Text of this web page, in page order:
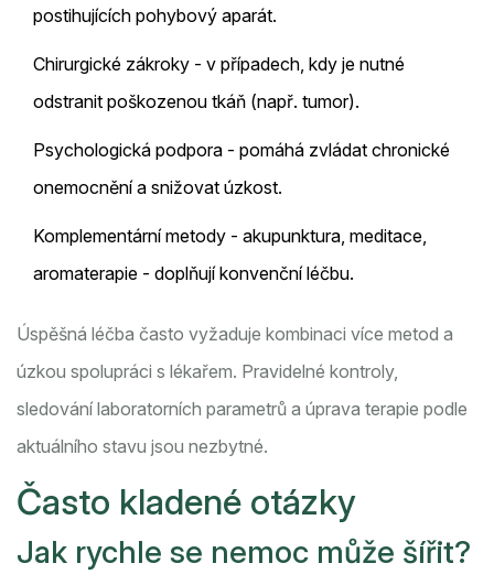
postihujících pohybový aparát.
Chirurgické zákroky - v případech, kdy je nutné
odstranit poškozenou tkáň (např. tumor).
Psychologická podpora - pomáhá zvládat chronické
onemocnění a snižovat úzkost.
Komplementární metody - akupunktura, meditace,
aromaterapie - doplňují konvenční léčbu.
Úspěšná léčba často vyžaduje kombinaci více metod a
úzkou spolupráci s lékařem. Pravidelné kontroly,
sledování laboratorních parametrů a úprava terapie podle
aktuálního stavu jsou nezbytné.
Často kladené otázky
Jak rychle se nemoc může šířit?